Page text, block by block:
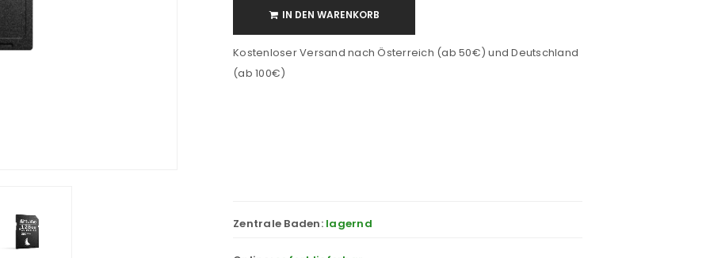
IN DEN WARENKORB
Kostenloser Versand nach Österreich (ab 50€) und Deutschland
(ab 100€)
Zentrale Baden: lagernd